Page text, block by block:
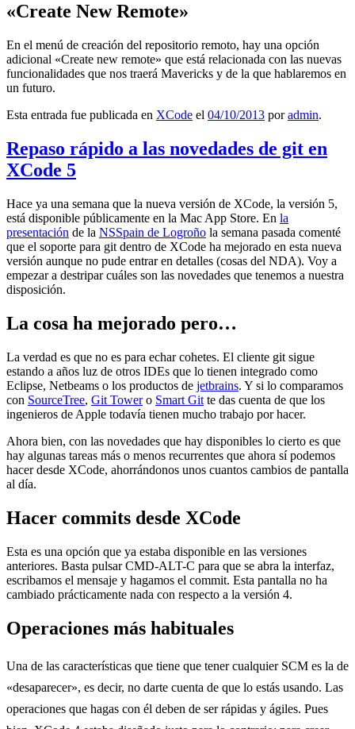
«Create New Remote»
En el menú de creación del repositorio remoto, hay una opción
adicional «Create new remote» que está relacionada con las nuevas
funcionalidades que nos traerá Mavericks y de la que hablaremos en
un futuro.
Esta entrada fue publicada en XCode el 04/10/2013 poradmin.
Repaso rápido a las novedades de git en
XCode 5
Hace ya una semana que la nueva versión de XCode, la versión 5,
está disponible públicamente en la Mac App Store. En la
presentación de la NSSpain de Logroño la semana pasada comenté
que el soporte para git dentro de XCode ha mejorado en esta nueva
versión aunque no pude entrar en detalles (cosas del NDA). Voy a
empezar a destripar cuáles son las novedades que tenemos a nuestra
disposición.
La cosa ha mejorado pero…
La verdad es que no es para echar cohetes. El cliente git sigue
estando a años luz de otros IDEs que lo tienen integrado como
Eclipse, Netbeams o los productos de jetbrains. Y si lo comparamos
con SourceTree, Git Towero Smart Git te das cuenta de que los
ingenieros de Apple todavía tienen mucho trabajo por hacer.
Ahora bien, con las novedades que hay disponibles lo cierto es que
hay algunas tareas más o menos recurrentes que ahora sí podemos
hacer desde XCode, ahorrándonos unos cuantos cambios de pantalla
al día.
Hacer commits desde XCode
Esta es una opción que ya estaba disponible en las versiones
anteriores. Basta pulsar CMD-ALT-C para que se abra la interfaz,
escribamos el mensaje y hagamos el commit. Esta pantalla no ha
cambiado prácticamente nada con respecto a la versión 4.
Operaciones más habituales
Una de las características que tiene que tener cualquier SCM es la de
«desaparecer», es decir, no darte cuenta de que lo estás usando. Las
operaciones que hagas con él deben de ser rápidas y ágiles. Pues